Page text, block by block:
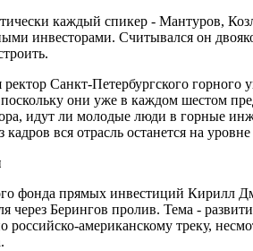
каждый спикер - Мантуров,
инвесторами. Считывался он
Санкт-Петербургского
они уже в каждом шестом
идут ли молодые люди в горные
кадров вся отрасль останется на
фонда прямых инвестиций Кирилл
через Берингов пролив. Тема -
российско-американскому треку,